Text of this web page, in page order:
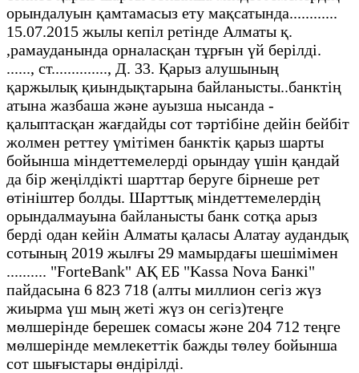
орындалуын қамтамасыз ету мақсатында............
15.07.2015 жылы кепіл ретінде Алматы қ.
,рамауданында орналасқан тұрғын үй берілді.
......, ст.............., Д. 33. Қарыз алушының
қаржылық қиындықтарына байланысты..банктің
атына жазбаша және ауызша нысанда -
қалыптасқан жағдайды сот тәртібіне дейін бейбіт
жолмен реттеу үмітімен банктік қарыз шарты
бойынша міндеттемелерді орындау үшін қандай
да бір жеңілдікті шарттар беруге бірнеше рет
өтініштер болды. Шарттық міндеттемелердің
орындалмауына байланысты банк сотқа арыз
берді одан кейін Алматы қаласы Алатау аудандық
сотының 2019 жылғы 29 мамырдағы шешімімен
.......... "ForteBank" АҚ ЕБ "Kassa Nova Банкі"
пайдасына 6 823 718 (алты миллион сегіз жүз
жиырма үш мың жеті жүз он сегіз)теңге
мөлшерінде берешек сомасы және 204 712 теңге
мөлшерінде мемлекеттік бажды төлеу бойынша
сот шығыстары өндірілді.